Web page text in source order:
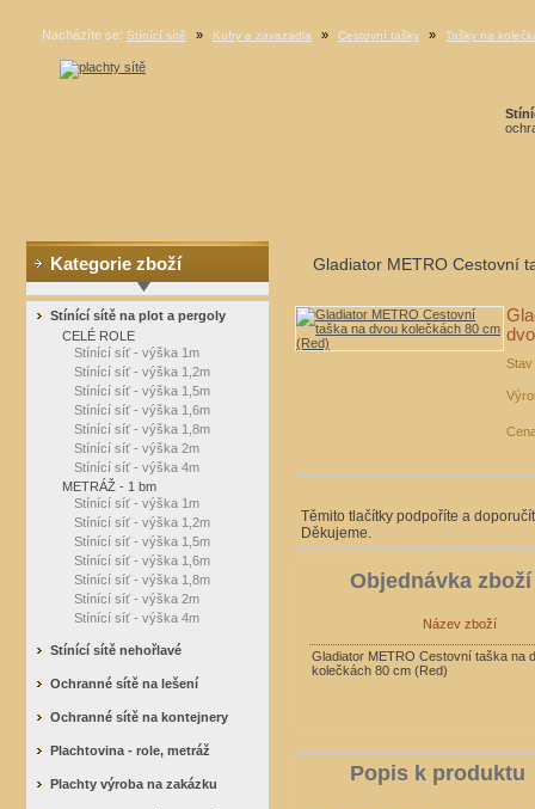
Nacházíte se: Stínící sítě » Kufry a zavazadla » Cestovní tašky » Tašky na
Gladiator METRO Cestovní
Stav
Těmito tlačítky podpoříte a
Děkujeme.
Objednávka zboží
Název zboží
Gladiator METRO Cestovní taška na
kolečkách 80 cm (Red)
Popis k produktu
Kategorie zboží
Stínící sítě na plot a pergoly
CELÉ ROLE
Stínící síť - výška 1m
Stínící síť - výška 1,2m
Stínící síť - výška 1,5m
Stínící síť - výška 1,6m
Stínící síť - výška 1,8m
Stínící síť - výška 2m
Stínící síť - výška 4m
METRÁŽ - 1 bm
Stínící síť - výška 1m
Stínící síť - výška 1,2m
Stínící síť - výška 1,5m
Stínící síť - výška 1,6m
Stínící síť - výška 1,8m
Stínící síť - výška 2m
Stínící síť - výška 4m
Stínící sítě nehořlavé
Ochranné sítě na lešení
Ochranné sítě na kontejnery
Plachtovina - role, metráž
Plachty výroba na zakázku